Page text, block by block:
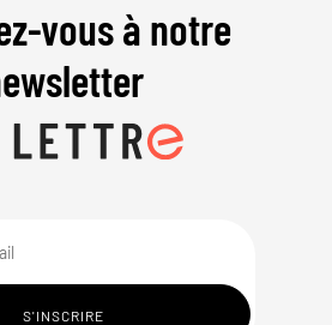
vous à notre